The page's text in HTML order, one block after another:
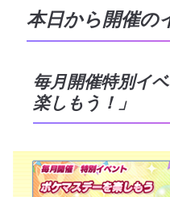
本日から開催の
毎月開催特別イ
楽しもう！」